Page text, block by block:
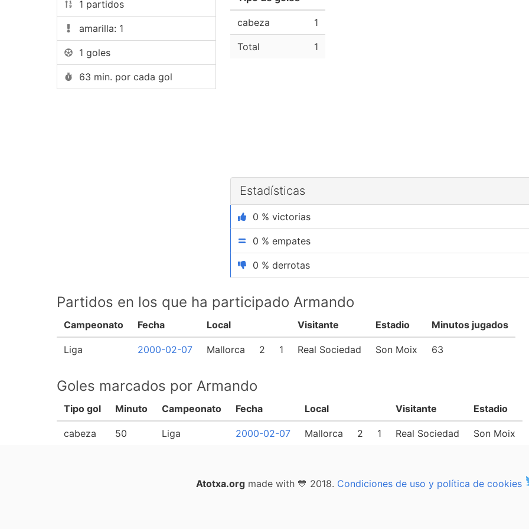
1 partidos
amarilla: 1
1 goles
63 min. por cada gol
cabeza 1
Total 1
Estadísticas
0 % victorias
0 % empates
0 % derrotas
Partidos en los que ha participado Armando
Campeonato Fecha Local Visitante Estadio Minutos jugados
Liga 2000-02-07 Mallorca 2 1 Real Sociedad Son Moix 63
Goles marcados por Armando
Tipo gol Minuto Campeonato Fecha Local Visitante Estadio
cabeza 50 Liga 2000-02-07 Mallorca 2 1 Real Sociedad Son Moix
Atotxa.org made with 💙 2018. Condiciones de uso y política de cookies